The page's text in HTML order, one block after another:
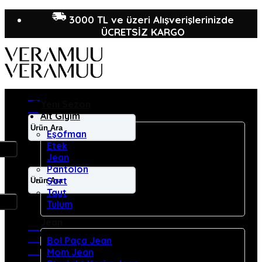
3000 TL ve üzeri Alışverişlerinizde
ÜCRETSİZ KARGO
Ara:
Ara:
Alt Giyim
Eşofman
Etek
Jean
Pantolon
Şort
Tayt
Tulum
Bol Paça Jean
Mom Jean